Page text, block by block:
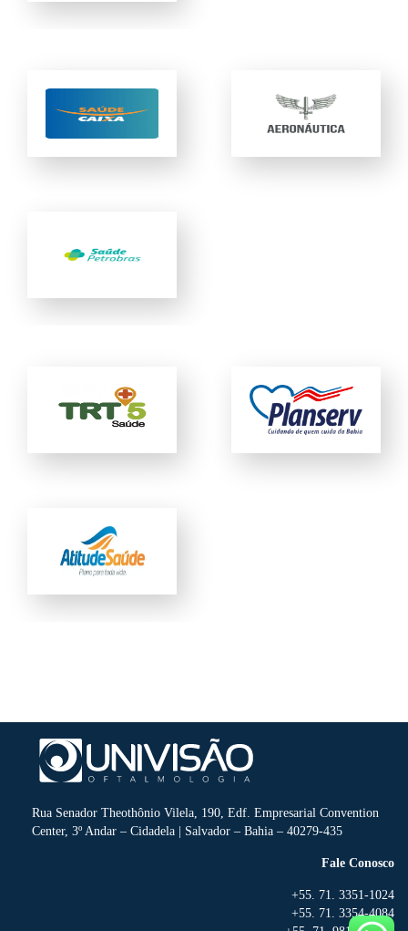
Rua Senador Theothônio Vilela, 190, Edf. Empresarial Convention
Center, 3º Andar – Cidadela | Salvador – Bahia – 40279-435
Fale Conosco
+55. 71. 3351-1024
+55. 71. 3354-4084